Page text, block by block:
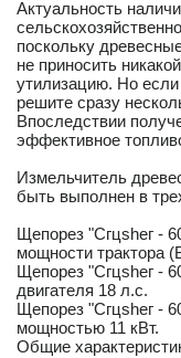
Актуальность
поскольку
не приносить
утилизацию. Но
решите сразу
Впоследствии
эффективное
Измельчитель
быть выполнен в
Щепорез "Сгцѕһег -
мощности трактора
Щепорез "Сгцѕһег -
двигателя 18 л.с.
Щепорез "Сгцѕһег -
мощностью 11 кВт.
Общие